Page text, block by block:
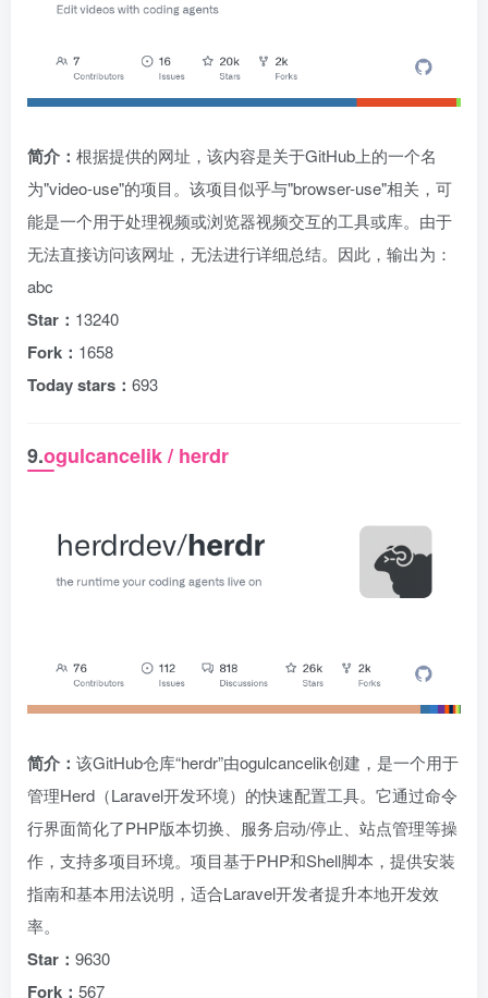
简介： 根据提供的网址，该内容是关于GitHub上的一个名
为"video-use"的项目。该项目似乎与"browser-use"相关，可
能是一个用于处理视频或浏览器视频交互的工具或库。由于
无法直接访问该网址，无法进行详细总结。因此，输出为：
abc
Star： 13240
Fork： 1658
Today stars： 693
9.ogulcancelik / herdr
简介： 该GitHub仓库“herdr”由ogulcancelik创建，是一个用于
管理Herd（Laravel开发环境）的快速配置工具。它通过命令
行界面简化了PHP版本切换、服务启动/停止、站点管理等操
作，支持多项目环境。项目基于PHP和Shell脚本，提供安装
指南和基本用法说明，适合Laravel开发者提升本地开发效
率。
Star： 9630
Fork： 567